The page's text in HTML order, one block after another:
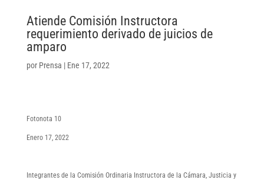
Atiende Comisión Instructora
requerimiento derivado de juicios de
amparo
por Prensa | Ene 17, 2022
Fotonota 10
Enero 17, 2022
Integrantes de la Comisión Ordinaria Instructora de la Cámara, Justicia y